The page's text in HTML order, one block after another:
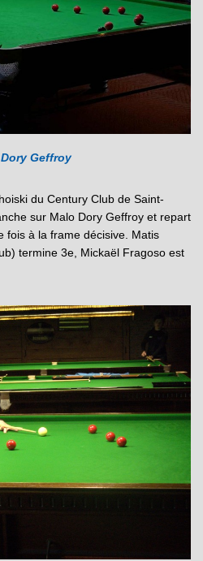
Geffroy
du Century Club de Saint-
sur Malo Dory Geffroy et repart
fois à la frame décisive. Matis
termine 3e, Mickaël Fragoso est